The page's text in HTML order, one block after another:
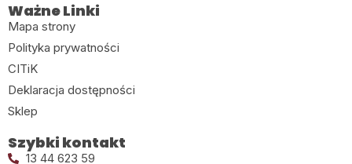
Ważne Linki
Mapa strony
Polityka prywatności
CITiK
Deklaracja dostępności
Sklep
Szybki kontakt
13 44 623 59